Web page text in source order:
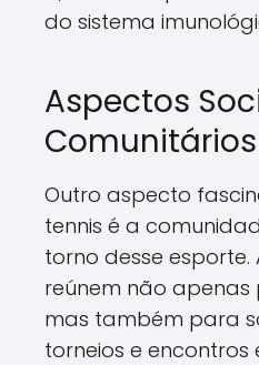
do sistema
Aspectos
Comunitários
Outro aspecto
tennis é a
torno desse esporte.
reúnem não
mas também para
torneios e